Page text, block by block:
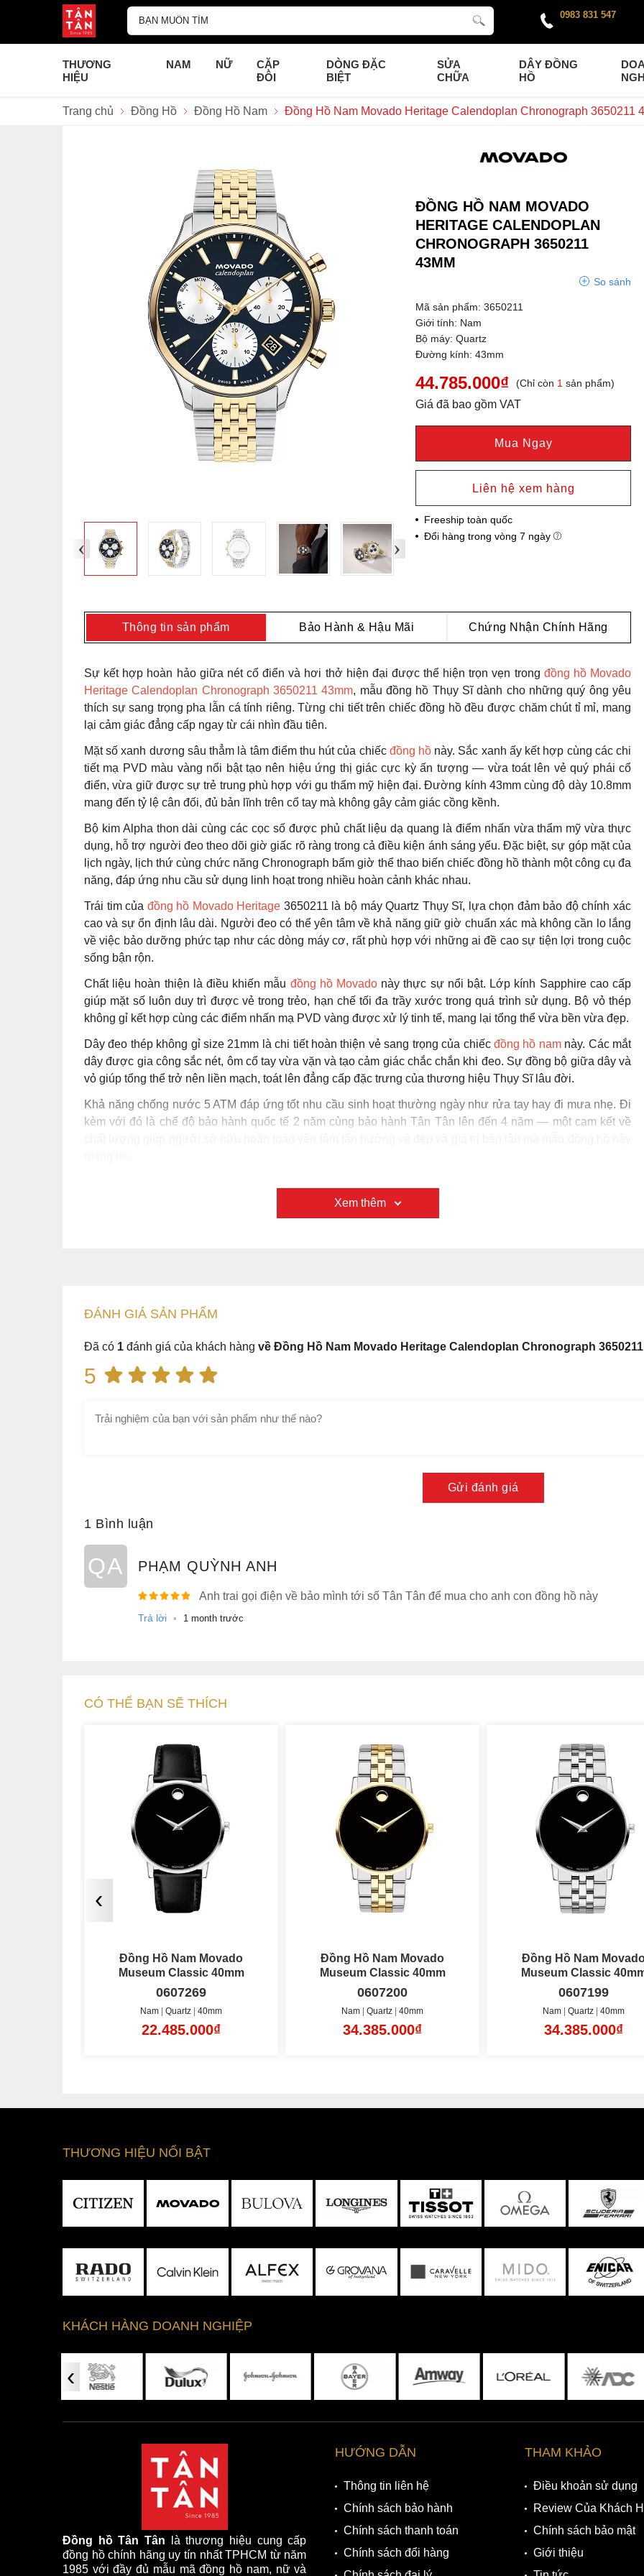
0983 831 547
THƯƠNG
HIỆU
NAM NỮ
CẶP
ĐÔI
DÒNG ĐẶC
BIỆT
SỬA
CHỮA
DÂY ĐỒNG
HỒ
Trang chủ Đồng Hồ Đồng Hồ Nam Đồng Hồ Nam Movado Heritage Calendoplan Chronograph 3650211
‹ ›
ĐỒNG HỒ NAM MOVADO
HERITAGE CALENDOPLAN
CHRONOGRAPH 3650211
43MM
So sánh
Mã sản phẩm: 3650211
Giới tính: Nam
Bộ máy: Quartz
Đường kính: 43mm
44.785.000₫ (Chỉ còn 1 sản phẩm)
Giá đã bao gồm VAT
Mua Ngay
Liên hệ xem hàng
Freeship toàn quốc
Đổi hàng trong vòng 7 ngày
Thông tin sản phẩm Bảo Hành & Hậu Mãi Chứng Nhận Chính Hãng
Sự kết hợp hoàn hảo giữa nét cổ điển và hơi thở hiện đại được thể hiện trọn vẹn trong đồng hồ Movado
Heritage Calendoplan Chronograph 3650211 43mm, mẫu đồng hồ Thụy Sĩ dành cho những quý ông yêu
thích sự sang trọng pha lẫn cá tính riêng. Từng chi tiết trên chiếc đồng hồ đều được chăm chút tỉ mỉ, mang
lại cảm giác đẳng cấp ngay từ cái nhìn đầu tiên.
Mặt số xanh dương sâu thẳm là tâm điểm thu hút của chiếc đồng hồ này. Sắc xanh ấy kết hợp cùng các chi
tiết mạ PVD màu vàng nổi bật tạo nên hiệu ứng thị giác cực kỳ ấn tượng — vừa toát lên vẻ quý phái cổ
điển, vừa giữ được sự trẻ trung phù hợp với gu thẩm mỹ hiện đại. Đường kính 43mm cùng độ dày 10.8mm
mang đến tỷ lệ cân đối, đủ bản lĩnh trên cổ tay mà không gây cảm giác cồng kềnh.
Bộ kim Alpha thon dài cùng các cọc số được phủ chất liệu dạ quang là điểm nhấn vừa thẩm mỹ vừa thực
dụng, hỗ trợ người đeo theo dõi giờ giấc rõ ràng trong cả điều kiện ánh sáng yếu. Đặc biệt, sự góp mặt của
lịch ngày, lịch thứ cùng chức năng Chronograph bấm giờ thể thao biến chiếc đồng hồ thành một công cụ đa
năng, đáp ứng nhu cầu sử dụng linh hoạt trong nhiều hoàn cảnh khác nhau.
Trái tim của đồng hồ Movado Heritage 3650211 là bộ máy Quartz Thụy Sĩ, lựa chọn đảm bảo độ chính xác
cao và sự ổn định lâu dài. Người đeo có thể yên tâm về khả năng giữ giờ chuẩn xác mà không cần lo lắng
về việc bảo dưỡng phức tạp như các dòng máy cơ, rất phù hợp với những ai đề cao sự tiện lợi trong cuộc
sống bận rộn.
Chất liệu hoàn thiện là điều khiến mẫu đồng hồ Movado này thực sự nổi bật. Lớp kính Sapphire cao cấp
giúp mặt số luôn duy trì được vẻ trong trẻo, hạn chế tối đa trầy xước trong quá trình sử dụng. Bộ vỏ thép
không gỉ kết hợp cùng các điểm nhấn mạ PVD vàng được xử lý tinh tế, mang lại tổng thể vừa bền vừa đẹp.
Dây đeo thép không gỉ size 21mm là chi tiết hoàn thiện vẻ sang trọng của chiếc đồng hồ namnày. Các mắt
dây được gia công sắc nét, ôm cổ tay vừa vặn và tạo cảm giác chắc chắn khi đeo. Sự đồng bộ giữa dây và
vỏ giúp tổng thể trở nên liền mạch, toát lên đẳng cấp đặc trưng của thương hiệu Thụy Sĩ lâu đời.
Khả năng chống nước 5 ATM đáp ứng tốt nhu cầu sinh hoạt thường ngày như rửa tay hay đi mưa nhẹ. Đi
kèm với đó là chế độ bảo hành quốc tế 2 năm cùng bảo hành Tân Tân lên đến 4 năm — một cam kết về
Xem thêm
ĐÁNH GIÁ SẢN PHẤM
Đã có 1 đánh giá của khách hàng về Đồng Hồ Nam Movado Heritage Calendoplan Chronograph
5
Gửi đánh giá
1 Bình luận
QA PHẠM QUỲNH ANH
Anh trai gọi điện về bảo mình tới số Tân Tân để mua cho anh con đồng hồ này
Trả lời • 1 month trước
CÓ THỂ BẠN SẼ THÍCH
Đồng Hồ Nam Movado
Museum Classic 40mm
0607200
Nam Quartz 40mm
34.385.000₫
Đồng Hồ Nam Movado
Museum Classic 40mm
0607199
Nam Quartz 40mm
34.385.000₫
Đồng Hồ Nam
Museum Classic
0607271
Nam Quartz 40mm
25.985.000₫
‹
THƯƠNG HIỆU NỔI BẬT
KHÁCH HÀNG DOANH NGHIỆP
‹
Đồng hồ Tân Tân là thương hiệu cung cấp
đồng hồ chính hãng uy tín nhất TPHCM từ năm
1985 với đầy đủ mẫu mã đồng hồ nam, nữ và
HƯỚNG DẪN
Thông tin liên hệ
Chính sách bảo hành
Chính sách thanh toán
Chính sách đổi hàng
THAM KHẢO
Điều khoản sử dụng
Review Của Khách
Chính sách bảo mật
Giới thiệu